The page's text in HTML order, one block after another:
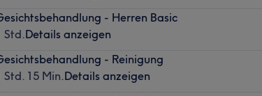
- Herren Basic
Std.Details anzeigen
- Reinigung
Std. 15 Min.Details anzeigen